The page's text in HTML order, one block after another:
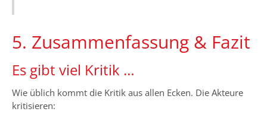
5. Zusammenfassung & Fazit
Es gibt viel Kritik …
Wie üblich kommt die Kritik aus allen Ecken. Die Akteure
kritisieren: